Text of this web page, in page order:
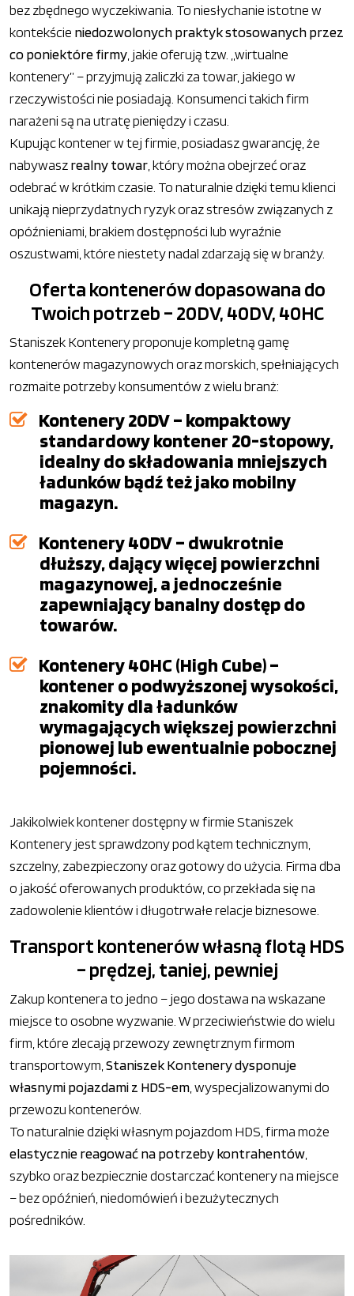
bez zbędnego wyczekiwania. To niesłychanie istotne w
kontekście niedozwolonych praktyk stosowanych przez
co poniektóre firmy , jakie oferują tzw. „wirtualne
kontenery” – przyjmują zaliczki za towar, jakiego w
rzeczywistości nie posiadają. Konsumenci takich firm
narażeni są na utratę pieniędzy i czasu.
Kupując kontener w tej firmie, posiadasz gwarancję, że
nabywaszrealny towar , który można obejrzeć oraz
odebrać w krótkim czasie. To naturalnie dzięki temu klienci
unikają nieprzydatnych ryzyk oraz stresów związanych z
opóźnieniami, brakiem dostępności lub wyraźnie
oszustwami, które niestety nadal zdarzają się w branży.
Oferta kontenerów dopasowana do
Twoich potrzeb – 20DV, 40DV, 40HC
Staniszek Kontenery proponuje kompletną gamę
kontenerów magazynowych oraz morskich, spełniających
rozmaite potrzeby konsumentów z wielu branż:
Kontenery 20DV – kompaktowy
standardowy kontener 20-stopowy,
idealny do składowania mniejszych
ładunków bądź też jako mobilny
magazyn.
Kontenery 40DV – dwukrotnie
dłuższy, dający więcej powierzchni
magazynowej, a jednocześnie
zapewniający banalny dostęp do
towarów.
Kontenery 40HC (High Cube) –
kontener o podwyższonej wysokości,
znakomity dla ładunków
wymagających większej powierzchni
pionowej lub ewentualnie pobocznej
pojemności.
Jakikolwiek kontener dostępny w firmie Staniszek
Kontenery jest sprawdzony pod kątem technicznym,
szczelny, zabezpieczony oraz gotowy do użycia. Firma dba
o jakość oferowanych produktów, co przekłada się na
zadowolenie klientów i długotrwałe relacje biznesowe.
Transport kontenerów własną flotą HDS
– prędzej, taniej, pewniej
Zakup kontenera to jedno – jego dostawa na wskazane
miejsce to osobne wyzwanie. W przeciwieństwie do wielu
firm, które zlecają przewozy zewnętrznym firmom
transportowym, Staniszek Kontenery dysponuje
własnymi pojazdami z HDS-em , wyspecjalizowanymi do
przewozu kontenerów.
To naturalnie dzięki własnym pojazdom HDS, firma może
elastycznie reagować na potrzeby kontrahentów
szybko oraz bezpiecznie dostarczać kontenery na miejsce
– bez opóźnień, niedomówień i bezużytecznych
pośredników.